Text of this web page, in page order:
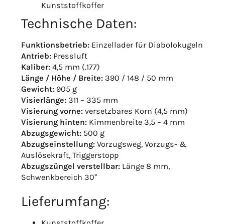
Kunststoffkoffer
Technische Daten:
Funktionsbetrieb:Einzellader für Diabolokugeln
Antrieb:Pressluft
Kaliber:4,5 mm (.177)
Länge / Höhe / Breite:390 / 148 / 50 mm
Gewicht:905 g
Visierlänge:311 – 335 mm
Visierung vorne:versetzbares Korn (4,5 mm)
Visierung hinten:Kimmenbreite 3,5 – 4 mm
Abzugsgewicht:500 g
Abzugseinstellung:Vorzugsweg, Vorzugs- &
Auslösekraft, Triggerstopp
Abzugszüngel verstellbar:Länge 8 mm,
Schwenkbereich 30°
Lieferumfang: